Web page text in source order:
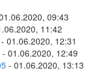
09:43
11:42
- 01.06.2020, 12:31
- 01.06.2020, 12:49
- 01.06.2020, 13:13